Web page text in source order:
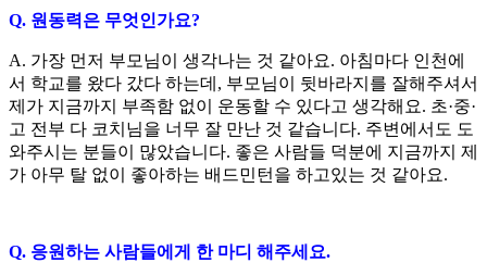
Q. 원동력은 무엇인가요?
A. 가장 먼저 부모님이 생각나는 것 같아요. 아침마다 인천에
서 학교를 왔다 갔다 하는데 , 부모님이 뒷바라지를 잘해주셔서
제가 지금까지 부족함 없이 운동할 수 있다고 생각해요. 초·중·
고 전부 다 코치님을 너무 잘 만난 것 같습니다. 주변에서도 도
와주시는 분들이 많았습니다. 좋은 사람들 덕분에 지금까지 제
가 아무 탈 없이 좋아하는 배드민턴을 하고있는 것 같아요.
Q. 응원하는 사람들에게 한 마디 해주세요.